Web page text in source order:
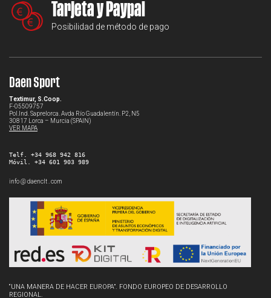
Tarjeta y Paypal
Posibilidad de método de pago
Daen Sport
Textimur, S.Coop.
F-05509757
Pol.Ind. Saprelorca. Avda Río Guadalentín. P2, N5
30817 Lorca – Murcia (SPAIN)
VER MAPA
Telf. +34 968 942 816
Móvil. +34 601 903 989
info @ daenclt . com
“UNA MANERA DE HACER EUROPA”. FONDO EUROPEO DE DESARROLLO
REGIONAL.